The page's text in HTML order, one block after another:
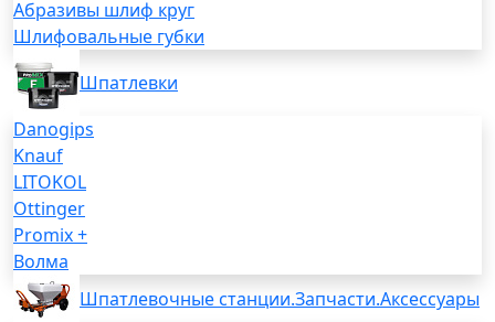
Абразивы шлиф круг
Шлифовальные губки
Шпатлевки
Danogips
Knauf
LITOKOL
Ottinger
Promix +
Волма
Шпатлевочные станции.Запчасти.Аксессуары